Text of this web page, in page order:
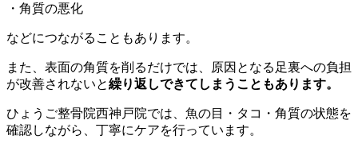
・角質の悪化
などにつながることもあります。
また、表面の角質を削るだけでは、原因となる足裏への負担
が改善されないと繰り返しできてしまうこともあります。
ひょうご整骨院西神戸院では、魚の目・タコ・角質の状態を
確認しながら、丁寧にケアを行っています。